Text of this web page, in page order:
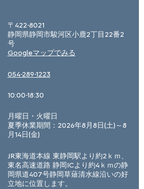
〒422-8021
静岡県静岡市駿河区小鹿2丁目22番2
号
Googleマップでみる
054-289-1223
10:00-18:30
月曜日・火曜日
夏季休業期間：2026年8月8日(土)～8
月14日(金)
JR東海道本線 東静岡駅より約2ｋｍ、
東名高速道路 静岡ICより約4ｋｍの静
岡県道407号静岡草薙清水線沿いの好
立地に位置します。